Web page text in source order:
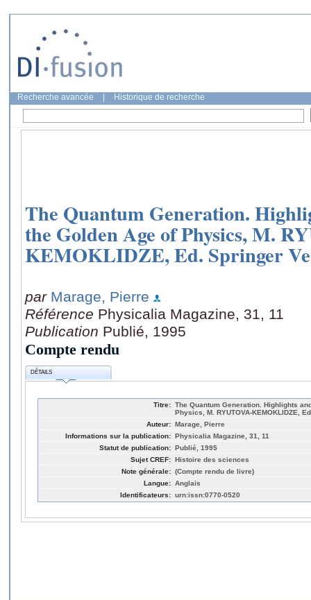
Recherche avancée Historique de recherche
The Quantum Generation.
the Golden Age of Physics, M.
KEMOKLIDZE, Ed. Springer
par Marage, Pierre
Référence Physicalia Magazine, 31, 11
Publication Publié, 1995
Compte rendu
DÉTAILS
Titre: The Quantum Generation. Highlights
Physics, M. RYUTOVA-KEMOKLIDZE,
Auteur: Marage, Pierre
Informations sur la publication: Physicalia Magazine, 31, 11
Statut de publication: Publié, 1995
Sujet CREF: Histoire des sciences
Note générale: (Compte rendu de livre)
Langue: Anglais
Identificateurs: urn:issn:0770-0520